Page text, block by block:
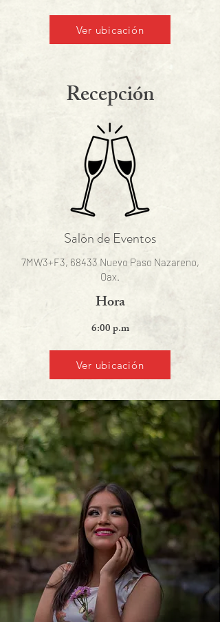
Ver ubicación
Recepción
Salón de Eventos
7MW3+F3, 68433 Nuevo Paso Nazareno,
Oax.
Hora
6:00 p.m
Ver ubicación